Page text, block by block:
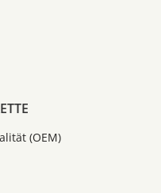
(OEM)